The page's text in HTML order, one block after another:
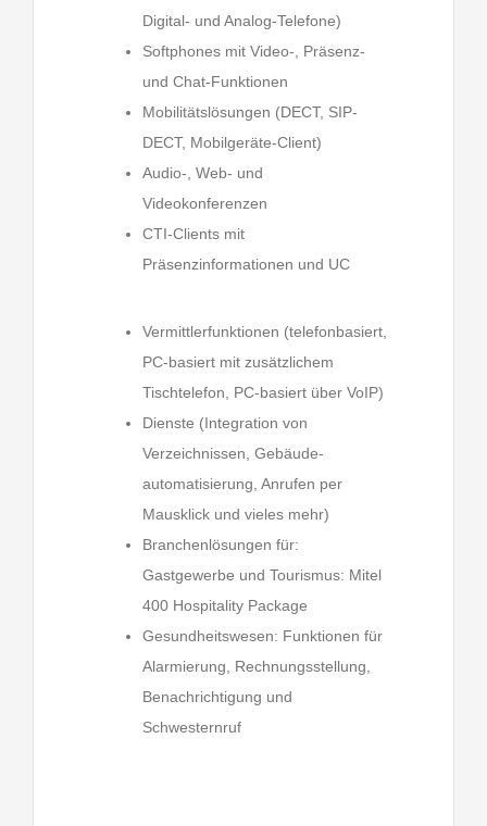
Digital- und Analog-Telefone)
Softphones mit Video-, Präsenz-
und Chat-Funktionen
Mobilitätslösungen (DECT, SIP-
DECT, Mobilgeräte-Client)
Audio-, Web- und
Videokonferenzen
CTI-Clients mit
Präsenzinformationen und UC
Vermittlerfunktionen (telefonbasiert,
PC-basiert mit zusätzlichem
Tischtelefon, PC-basiert über VoIP)
Dienste (Integration von
Verzeichnissen, Gebäude-
automatisierung, Anrufen per
Mausklick und vieles mehr)
Branchenlösungen für:
Gastgewerbe und Tourismus: Mitel
400 Hospitality Package
Gesundheitswesen: Funktionen für
Alarmierung, Rechnungsstellung,
Benachrichtigung und
Schwesternruf